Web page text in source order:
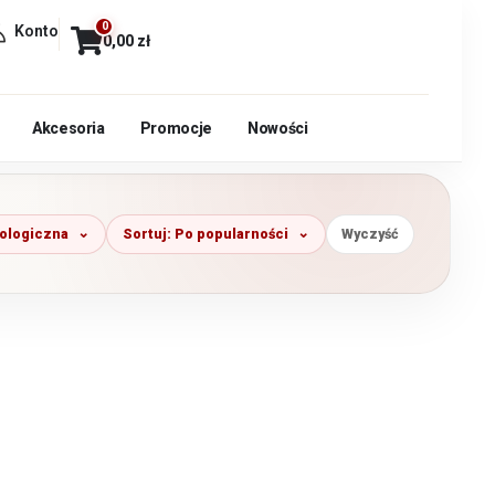
Konto 0
0,00 zł
Akcesoria Promocje Nowości
Sortuj: Po popularności Wyczyść